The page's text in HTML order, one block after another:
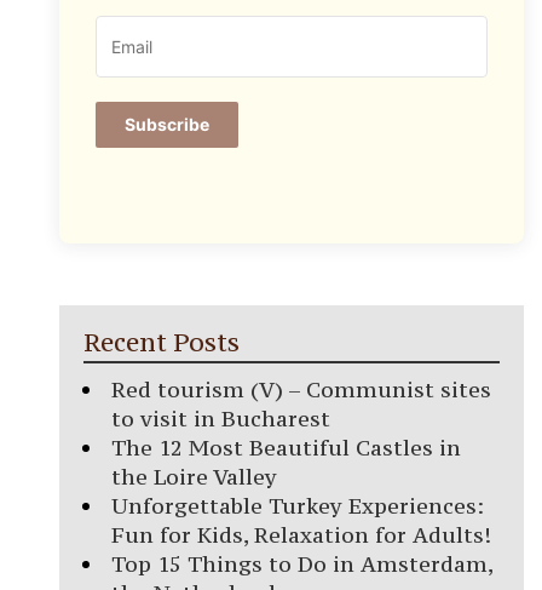
Subscribe
Recent Posts
Red tourism (V) – Communist sites
to visit in Bucharest
The 12 Most Beautiful Castles in
the Loire Valley
Unforgettable Turkey Experiences:
Fun for Kids, Relaxation for Adults!
Top 15 Things to Do in Amsterdam,